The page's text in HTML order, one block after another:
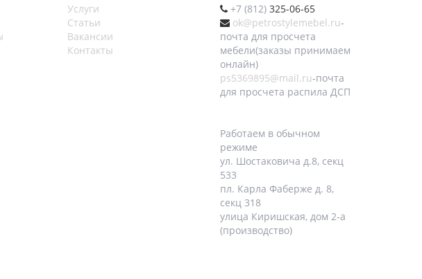
Услуги
Статьи
Вакансии
Контакты
+7 (812)325-06-65
ok@petrostylemebel.ru-
почта для просчета
мебели(заказы принимаем
онлайн)
ps5369895@mail.ru-почта
для просчета распила ДСП
Работаем в обычном
режиме
ул. Шостаковича д.8, секц
533
пл. Карла Фаберже д. 8,
секц 318
улица Киришская, дом 2-а
(производство)